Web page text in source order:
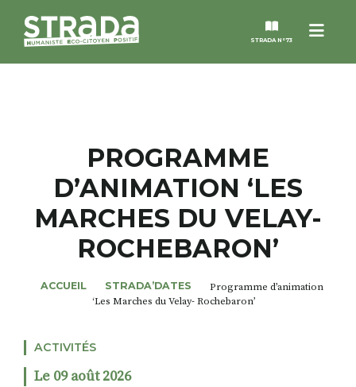
Menu
STRADA N°73
MAGAZINES
NOS THÈMES
STRADA’DATES
ALTER STRADA
PROGRAMME
D’ANIMATION ‘LES
MARCHES DU VELAY-
ROCHEBARON’
ACCUEIL STRADA’DATES
Programme d’animation
‘Les Marches du Velay- Rochebaron’
ACTIVITÉS
Le 09 août 2026